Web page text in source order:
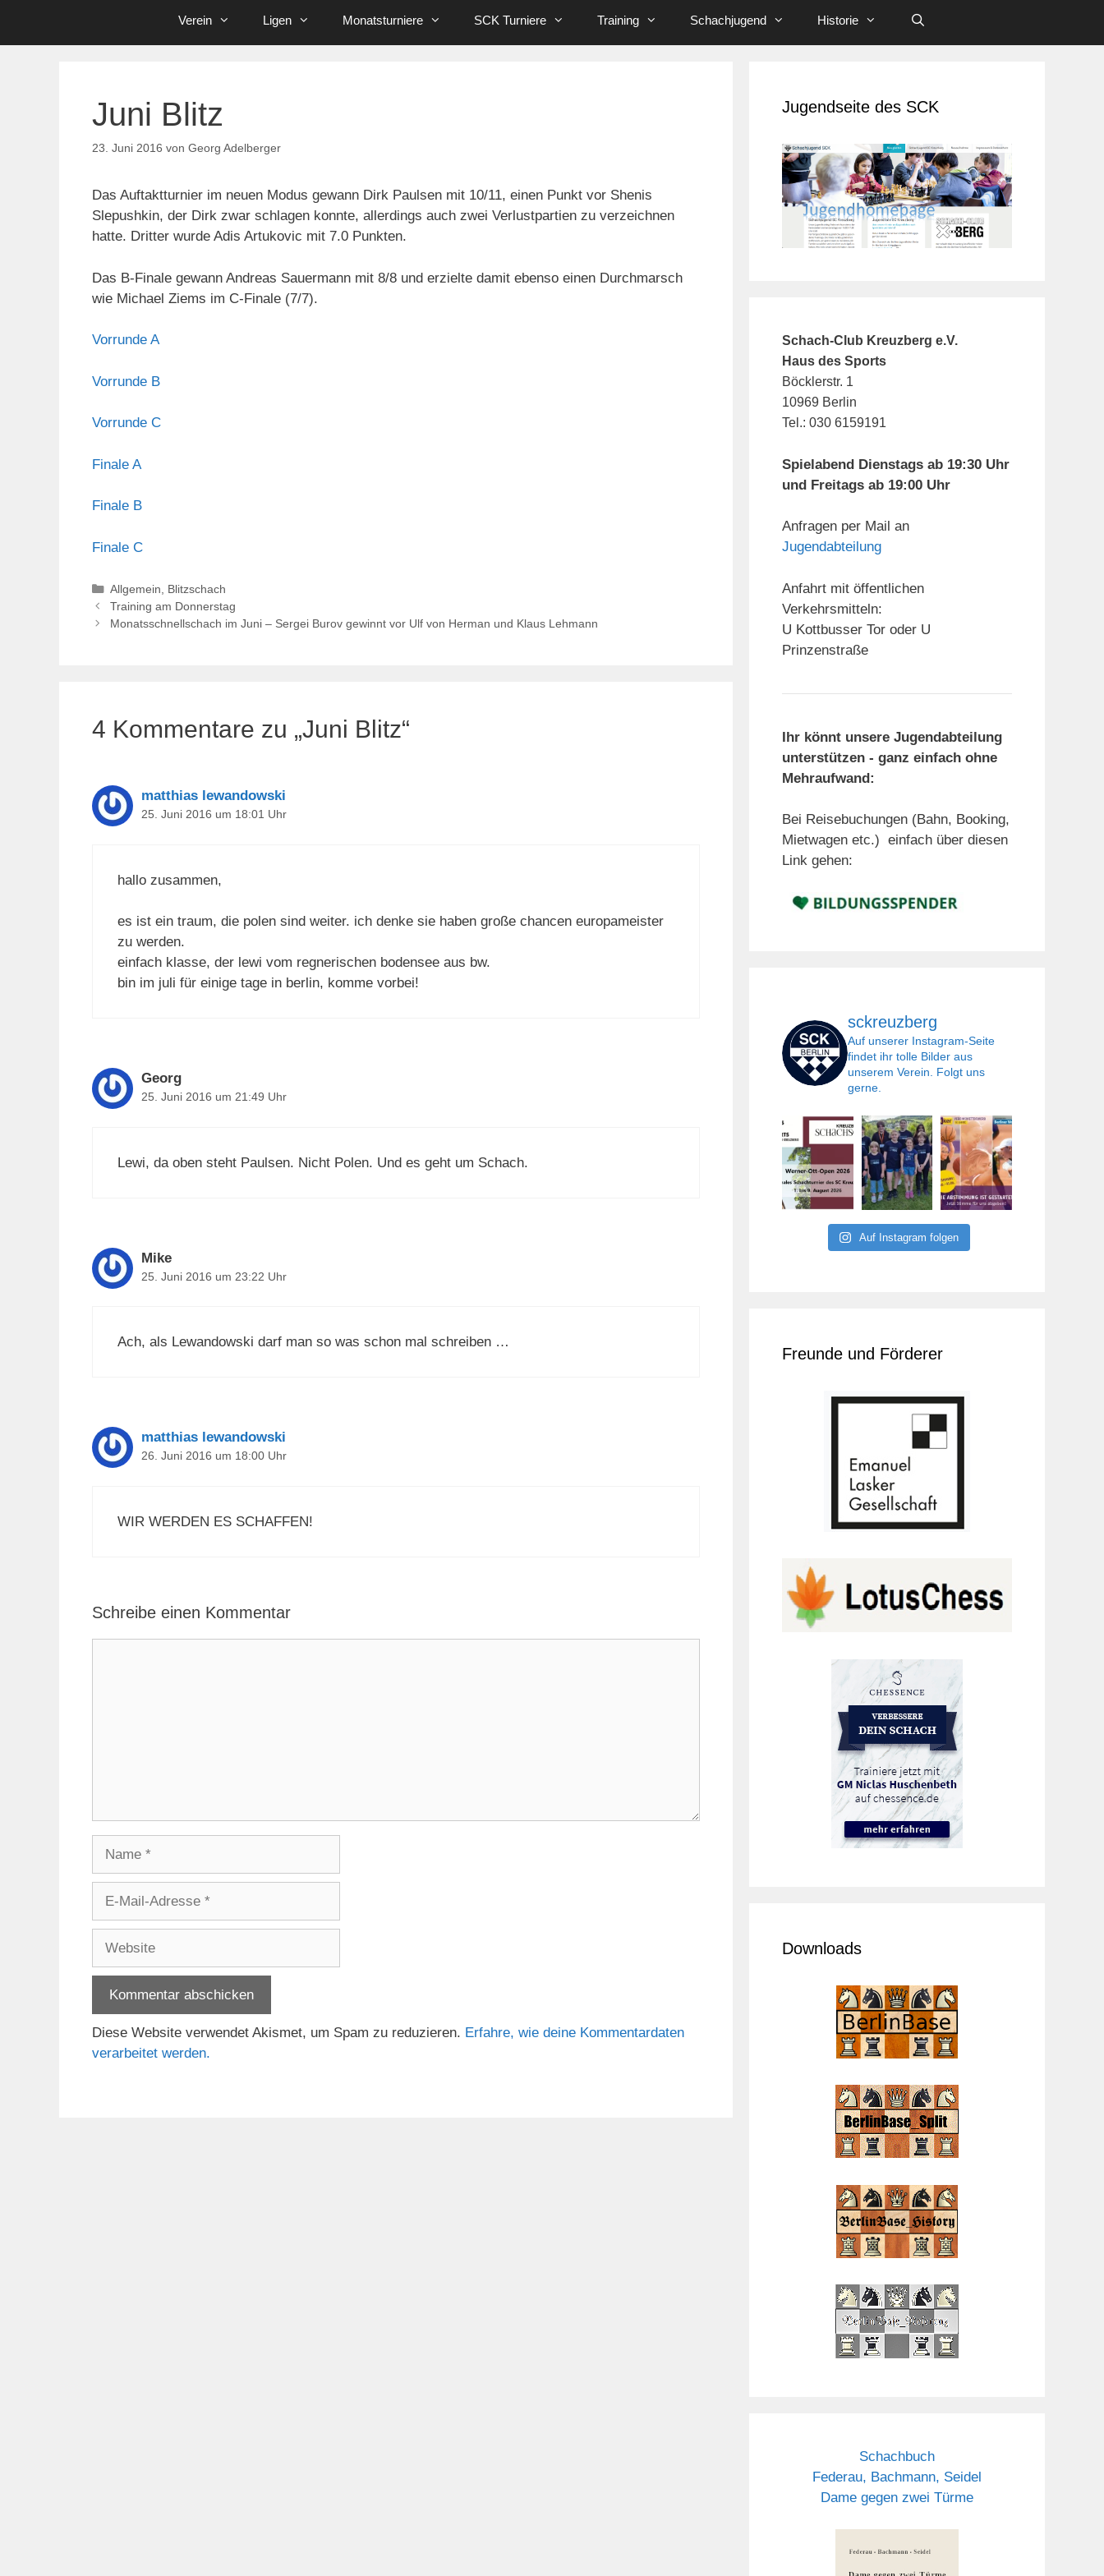
Verein Ligen Monatsturniere SCK Turniere Training Schachjugend Historie
Juni Blitz
23. Juni 2016 von Georg Adelberger
Das Auftaktturnier im neuen Modus gewann Dirk Paulsen mit 10/11, einen Punkt vor Shenis
Slepushkin, der Dirk zwar schlagen konnte, allerdings auch zwei Verlustpartien zu verzeichnen
hatte. Dritter wurde Adis Artukovic mit 7.0 Punkten.
Das B-Finale gewann Andreas Sauermann mit 8/8 und erzielte damit ebenso einen Durchmarsch
wie Michael Ziems im C-Finale (7/7).
Vorrunde A
Vorrunde B
Vorrunde C
Finale A
Finale B
Finale C
Kategorien
Allgemein, Blitzschach
Training am Donnerstag
Monatsschnellschach im Juni – Sergei Burov gewinnt vor Ulf von Herman und Klaus Lehmann
4 Kommentare zu „Juni Blitz“
matthias lewandowski
25. Juni 2016 um 18:01 Uhr
hallo zusammen,
es ist ein traum, die polen sind weiter. ich denke sie haben große chancen europameister
zu werden.
einfach klasse, der lewi vom regnerischen bodensee aus bw.
bin im juli für einige tage in berlin, komme vorbei!
Georg
25. Juni 2016 um 21:49 Uhr
Lewi, da oben steht Paulsen. Nicht Polen. Und es geht um Schach.
Mike
25. Juni 2016 um 23:22 Uhr
Ach, als Lewandowski darf man so was schon mal schreiben …
matthias lewandowski
26. Juni 2016 um 18:00 Uhr
WIR WERDEN ES SCHAFFEN!
Schreibe einen Kommentar
Adresse
Diese Website verwendet Akismet, um Spam zu reduzieren. Erfahre, wie deine Kommentardaten
verarbeitet werden.
Jugendseite des SCK
Schach-Club Kreuzberg e.V.
Haus des Sports
Böcklerstr. 1
10969 Berlin
Tel.: 030 6159191
Spielabend Dienstags ab 19:30 Uhr
und Freitags ab 19:00 Uhr
Anfragen per Mail an
Jugendabteilung
Anfahrt mit öffentlichen
Verkehrsmitteln:
U Kottbusser Tor oder U
Prinzenstraße
Ihr könnt unsere Jugendabteilung
unterstützen - ganz einfach ohne
Mehraufwand:
Bei Reisebuchungen (Bahn, Booking,
Mietwagen etc.) einfach über diesen
Link gehen:
sckreuzberg
Auf unserer Instagram-Seite
findet ihr tolle Bilder aus
unserem Verein. Folgt uns
gerne.
Auf Instagram folgen
Freunde und Förderer
Downloads
Schachbuch
Federau, Bachmann, Seidel
Dame gegen zwei Türme